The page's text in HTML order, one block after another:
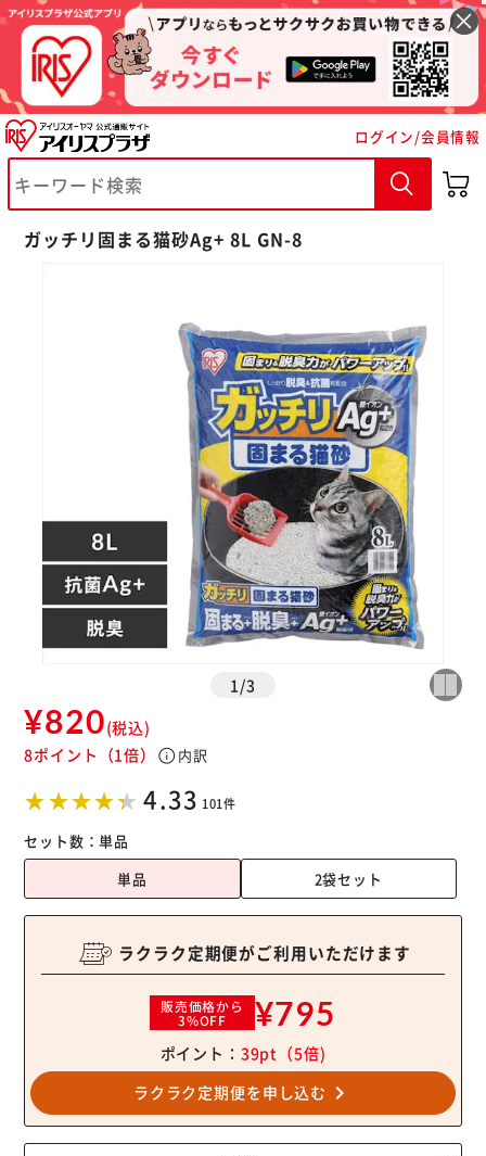
ログイン/会員情報
ガッチリ固まる猫砂Ag+ 8L GN-8
1 /3
¥820(税込)
8ポイント （1倍） info内訳
4.33 101件
セット数：単品
単品
2袋セット
ラクラク定期便がご利用いただけます
販売価格から
3%OFF ¥795
ポイント： 39pt （5倍)
ラクラク定期便を申し込む navigate_next
カートに入れる 購入手続きへ